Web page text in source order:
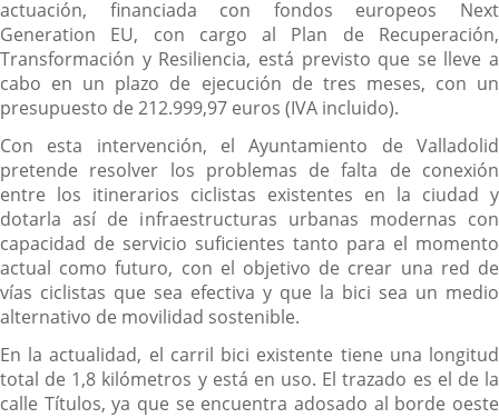
actuación, financiada con fondos europeos Next
Generation EU, con cargo al Plan de Recuperación,
Transformación y Resiliencia, está previsto que se lleve a
cabo en un plazo de ejecución de tres meses, con un
presupuesto de 212.999,97 euros (IVA incluido).
Con esta intervención, el Ayuntamiento de Valladolid
pretende resolver los problemas de falta de conexión
entre los itinerarios ciclistas existentes en la ciudad y
dotarla así de infraestructuras urbanas modernas con
capacidad de servicio suficientes tanto para el momento
actual como futuro, con el objetivo de crear una red de
vías ciclistas que sea efectiva y que la bici sea un medio
alternativo de movilidad sostenible.
En la actualidad, el carril bici existente tiene una longitud
total de 1,8 kilómetros y está en uso. El trazado es el de la
calle Títulos, ya que se encuentra adosado al borde oeste